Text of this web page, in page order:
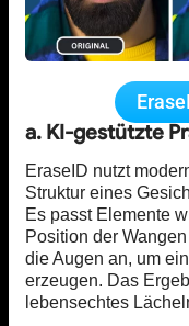
a. KI-gestützte
EraseID nutzt
Struktur eines
Es passt Elemente
Position der
die Augen an, um
erzeugen. Das
lebensechtes